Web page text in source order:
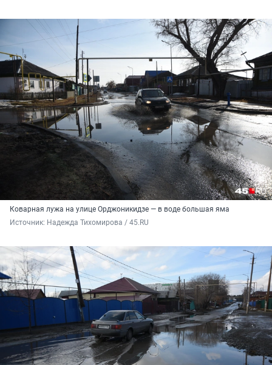
Коварная лужа на улице Орджоникидзе — в воде большая яма
Источник: Надежда Тихомирова / 45.RU